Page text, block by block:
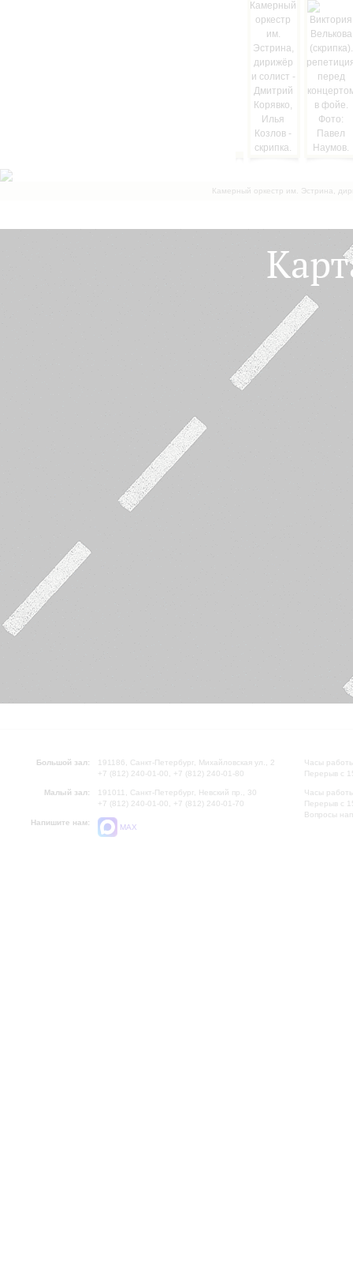
Камерный оркестр им. Эстрина,
Большой зал:
191186, Санкт-Петербург, Михайловская ул., 2
+7 (812) 240-01-00, +7 (812) 240-01-80
Малый зал:
191011, Санкт-Петербург, Невский пр., 30
+7 (812) 240-01-00, +7 (812) 240-01-70
Напишите нам:
MAX
Часы
Перерыв с
Часы
Перерыв с
Вопросы